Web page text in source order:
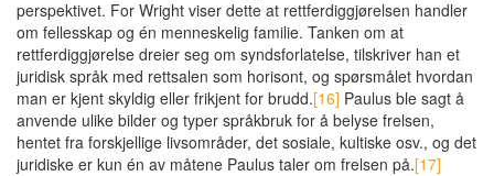
perspektivet. For Wright viser dette at rettferdiggjørelsen handler
om fellesskap og én menneskelig familie. Tanken om at
rettferdiggjørelse dreier seg om syndsforlatelse, tilskriver han et
juridisk språk med rettsalen som horisont, og spørsmålet hvordan
man er kjent skyldig eller frikjent for brudd.[16] Paulus ble sagt å
anvende ulike bilder og typer språkbruk for å belyse frelsen,
hentet fra forskjellige livsområder, det sosiale, kultiske osv., og det
juridiske er kun én av måtene Paulus taler om frelsen på.[17]